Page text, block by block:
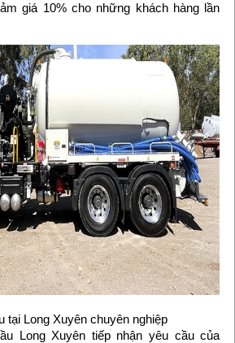
giá 10% cho những khách hàng lần
tại Long Xuyên chuyên nghiệp
Long Xuyên tiếp nhận yêu cầu của